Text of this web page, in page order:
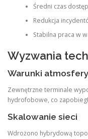
Średni czas
Redukcja
Stabilna praca w
Wyzwania
Warunki
Zewnętrzne terminale
hydrofobowe, co
Skalowanie sieci
Wdrożono hybrydową